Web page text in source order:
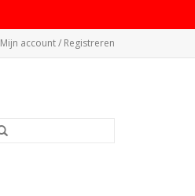
Mijn account / Registreren